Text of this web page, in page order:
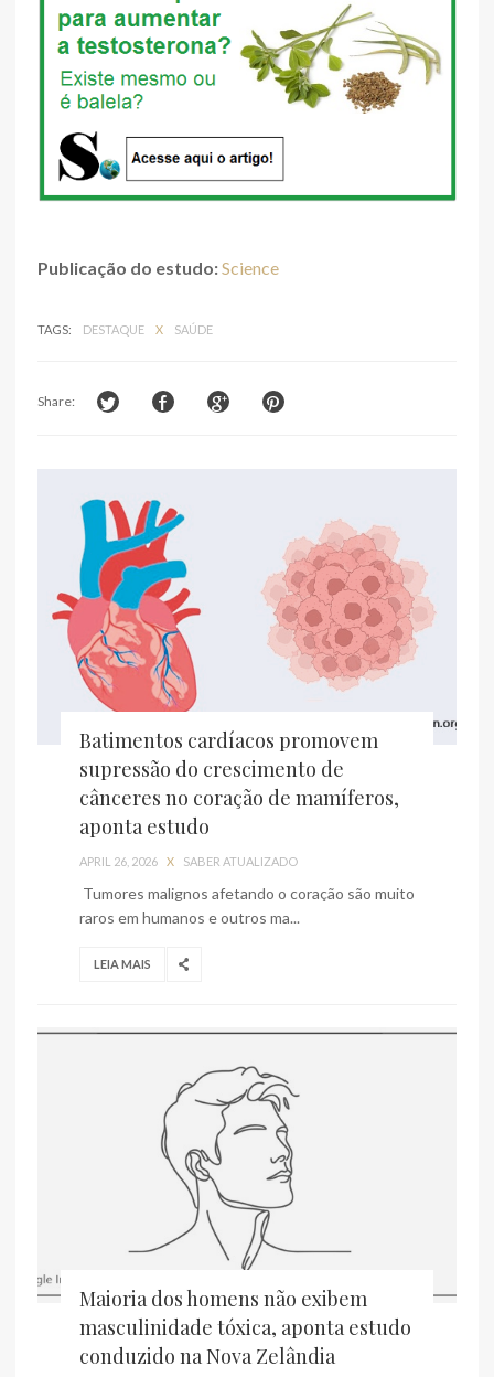
Publicação do estudo:Science
TAGS: DESTAQUE X SAÚDE
Share:
Batimentos cardíacos promovem
supressão do crescimento de
cânceres no coração de mamíferos,
aponta estudo
APRIL 26, 2026 X SABER ATUALIZADO
Tumores malignos afetando o coração são muito
raros em humanos e outros ma...
LEIA MAIS
Maioria dos homens não exibem
masculinidade tóxica, aponta estudo
conduzido na Nova Zelândia